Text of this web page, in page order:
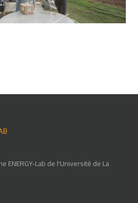
ENERGY-Lab de l'Université de La